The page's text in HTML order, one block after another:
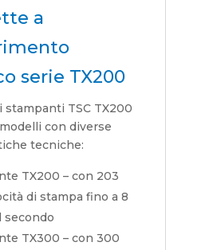
a
serie TX200
stampanti TSC TX200
con diverse
tecniche:
TX200 – con 203
di stampa fino a 8
secondo
TX300 – con 300